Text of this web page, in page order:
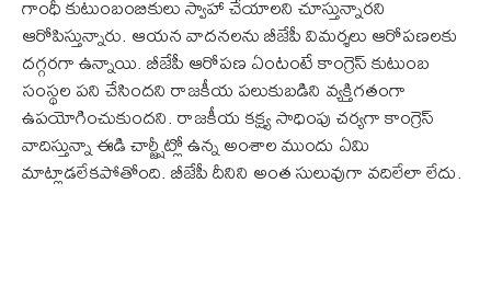
ఆరోపిస్తున్నారు. ఆయన వాదనలను బీజేపీ విమర్శలు ఆరోపణలకు
దగ్గరగా ఉన్నాయి. బీజేపీ ఆరోపణ ఏంటంటే కాంగ్రెస్ కుటుంబ
సంస్థల పని చేసిందని రాజకీయ పలుకుబడిని వ్యక్తిగతంగా
ఉపయోగించుకుందని. రాజకీయ కక్ష్య సాధింపు చర్యగా కాంగ్రెస్
వాదిస్తున్నా ఈడి చార్జ్షీట్లో ఉన్న అంశాల ముందు ఏమి
మాట్లాడలేకపోతోంది. బీజేపీ దీనిని అంత సులువుగా వదిలేలా లేదు.